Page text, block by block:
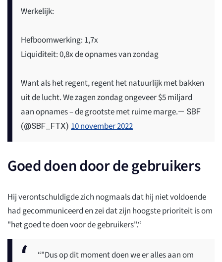
Werkelijk:
Hefboomwerking: 1,7x
Liquiditeit: 0,8x de opnames van zondag
Want als het regent, regent het natuurlijk met bakken
uit de lucht. We zagen zondag ongeveer $5 miljard
aan opnames – de grootste met ruime marge.— SBF
(@SBF_FTX) 10 november 2022
Goed doen door de gebruikers
Hij verontschuldigde zich nogmaals dat hij niet voldoende
had gecommuniceerd en zei dat zijn hoogste prioriteit is om
"het goed te doen voor de gebruikers".“
“"Dus op dit moment doen we er alles aan om